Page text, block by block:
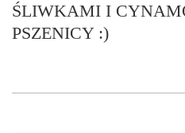
ŚLIWKAMI I
PSZENICY :)